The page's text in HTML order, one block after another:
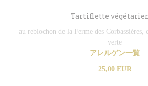
Tartiflette
au reblochon de la Ferme des Corbassières,
verte
アレルゲン一覧
25,00 EUR